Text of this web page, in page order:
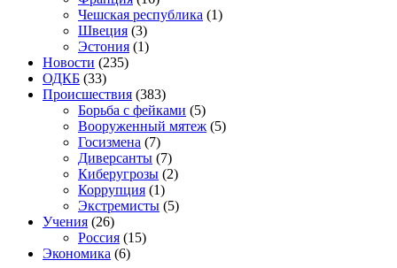
Чешская республика (1)
Швеция (3)
Эстония (1)
Новости (235)
ОДКБ (33)
Происшествия (383)
Борьба с фейками (5)
Вооруженный мятеж (5)
Госизмена (7)
Диверсанты (7)
Киберугрозы (2)
Коррупция (1)
Экстремисты (5)
Учения (26)
Россия (15)
Экономика (6)